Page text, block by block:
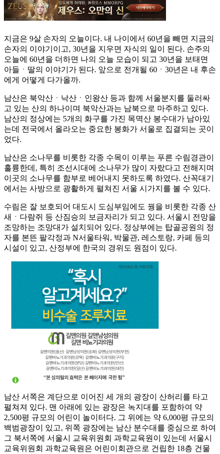
지금은 9살 손자의 오늘이다. 내 나이에서 60년을 빼면 지금의
손자의 이야기이고, 30년을 지우면 자식의 일이 된다. 손주의
오늘에 60년을 더하면 나의 오늘 모습이 되고 30년을 보태면
아들ㆍ딸의 이야기가 된다. 앞으로 전개될 60ㆍ30년은 내 후손
에게 어떻게 다가올까.
남산은 북악산ㆍ낙산ㆍ인왕산 등과 함께 서울분지를 둘러싸
고 있는 산의 하나이며 북악산과는 남북으로 마주하고 있다.
남산의 정상에는 5개의 화구를 가진 목멱산 봉수대가 남아있
는데 전국에서 올라오는 중요한 봉화가 서울로 집결되는 곳이
었다.
남산은 소나무를 비롯한 각종 수목이 이루는 푸른 수림경관이
훌륭한데, 특히 조선시대에 소나무가 많이 자랐다고 전해지며
이곳의 소나무를 함부로 베어내지 못하도록 하였다. 산꼭대기
에서는 사방으로 광활하게 펼쳐진 서울 시가지를 볼 수 있다.
수림은 잘 보호되어 대도시 도심부임에도 꿩을 비롯한 각종 산
새ㆍ다람쥐 등 산짐승의 보금자리가 되고 있다. 서울시 전망을
조망하는 조망대가 설치되어 있다. 정상부에는 탑골공원의 정
자를 본뜬 팔각정과 N서울타워, 박물관, 레스토랑, 카페 등의
시설이 있고, 산정부에 한국의 경위도 원점이 있다.
남산 서쪽은 계단으로 이어진 세 개의 광장이 산허리를 타고
펼쳐져 있다. 맨 아래에 있는 광장은 녹지대를 포함하여 약
2,500평 규모의 어린이 놀이터다. 그 위에는 약 6,000평 규모의
백범광장이 있고, 위쪽 광장에는 남산 분수대를 중심으로 하여
그 북서쪽에 서울시 교육위원회 과학교육원이 있는데 서울시
교육위원회 과학교육원은 어린이회관으로 건립한 18층 건물